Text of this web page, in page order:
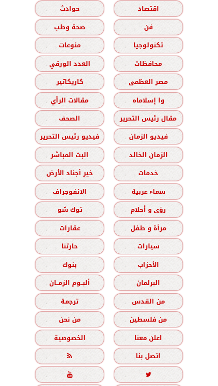
اقتصاد
حوادث
فن
صحة وطب
تكنولوجيا
منوعات
محافظات
العدد الورقي
مصر العظمى
كاريكاتير
وا إسلاماه
مقالات الرأي
مقال رئيس التحرير
الصحف
فيديو الزمان
فيديو رئيس التحرير
الزمان الخالد
البث المباشر
خدمات
خير أجناد الأرض
سماء عربية
الانفوجراف
رؤى و أحلام
توك شو
مرأة و طفل
عقارات
سيارات
حارتنا
الأحزاب
بنوك
البرلمان
ألبــوم الزمــان
من القدس
ترجمة
من فلسطين
من نحن
اعلن معنا
الخصوصية
اتصل بنا


